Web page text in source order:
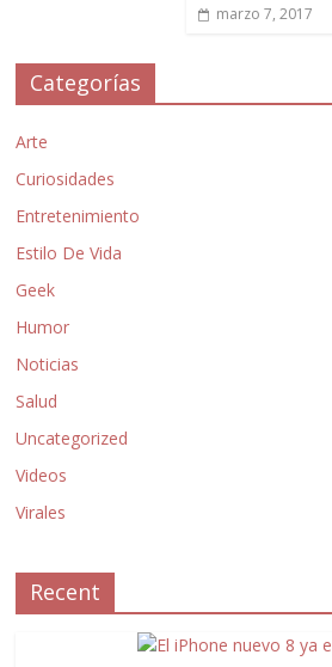
marzo 7, 2017
Categorías
Arte
Curiosidades
Entretenimiento
Estilo De Vida
Geek
Humor
Noticias
Salud
Uncategorized
Videos
Virales
Recent